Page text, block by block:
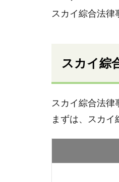
スカイ綜合法律
スカイ綜
スカイ綜合法律
まずは、スカイ